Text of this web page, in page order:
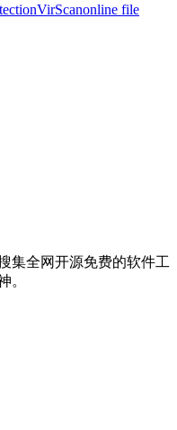
online file
集全网开源免费的软件工
。